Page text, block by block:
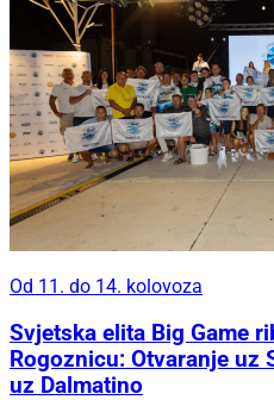
Od 11. do 14. kolovoza
Svjetska elita Big Game
Rogoznicu: Otvaranje uz
uz Dalmatino